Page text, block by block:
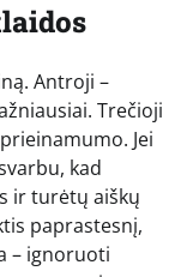
Antroji –
Trečioji
Jei
kad
ir turėtų aiškų
paprastesnį,
– ignoruoti